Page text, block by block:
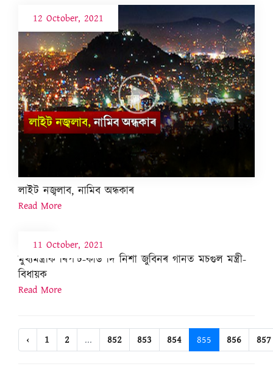
12 October, 2021
লাইট নজ্বলাব, নামিব অন্ধকাৰ
Read More
11 October, 2021
মুখ্যমন্ত্ৰীক ৰিপ’ৰ্ট-কাৰ্ড দি নিশা জুবিনৰ গানত মচগুল মন্ত্ৰী-
বিধায়ক
Read More
‹ 1 2 ... 852 853 854 855 856 857